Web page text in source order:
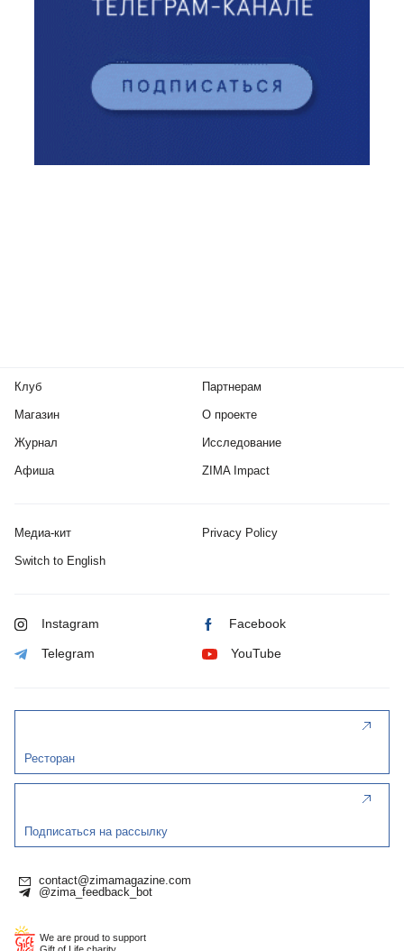
Клуб
Магазин
Журнал
Афиша
Партнерам
О проекте
Исследование
ZIMA Impact
Медиа-кит Privacy Policy
Switch to English
Instagram Facebook
Telegram YouTube
Ресторан
Подписаться на рассылку
contact@zimamagazine.com
@zima_feedback_bot
We are proud to support